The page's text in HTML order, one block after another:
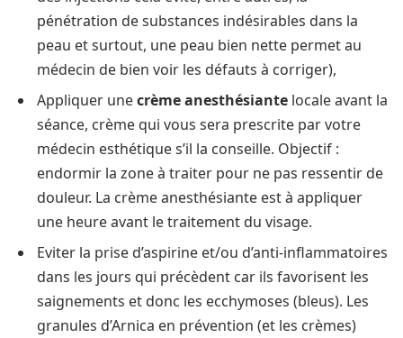
pénétration de substances indésirables dans la
peau et surtout, une peau bien nette permet au
médecin de bien voir les défauts à corriger),
Appliquer unecrème anesthésiante locale avant la
séance, crème qui vous sera prescrite par votre
médecin esthétique s’il la conseille. Objectif :
endormir la zone à traiter pour ne pas ressentir de
douleur. La crème anesthésiante est à appliquer
une heure avant le traitement du visage.
Eviter la prise d’aspirine et/ou d’anti-inflammatoires
dans les jours qui précèdent car ils favorisent les
saignements et donc les ecchymoses (bleus). Les
granules d’Arnica en prévention (et les crèmes)